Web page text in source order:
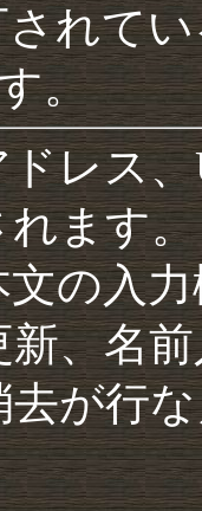
れて
。
レス
れます。
の入
、名
が行